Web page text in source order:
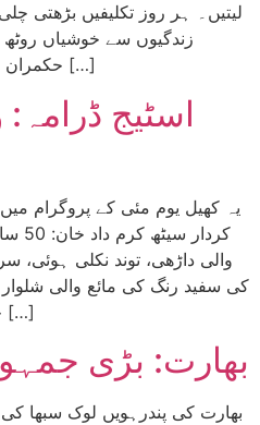
لیتیں۔ ہر روز تکلیفیں
زندگیوں سے خوشیاں
حکمران طبقات کے لیے دکھ، تکلیف اور […]
اسٹیج
یہ کھیل یوم مئی کے پروگرام
والی داڑھی، توند نکلی ہوئی،
کی سفید رنگ کی مائع والی
چمکتے جوتے۔ ہاتھ میں گولڈن […]
بھارت: بڑی